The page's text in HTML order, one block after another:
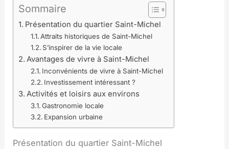
Sommaire
Présentation du quartier Saint-Michel
Attraits historiques de Saint-Michel
S’inspirer de la vie locale
Avantages de vivre à Saint-Michel
Inconvénients de vivre à Saint-Michel
Investissement intéressant ?
Activités et loisirs aux environs
Gastronomie locale
Expansion urbaine
Présentation du quartier Saint-Michel